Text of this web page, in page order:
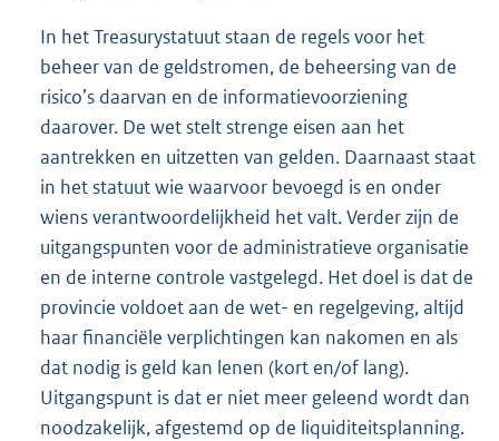
In het Treasurystatuut staan de regels voor het
beheer van de geldstromen, de beheersing van de
risico’s daarvan en de informatievoorziening
daarover. De wet stelt strenge eisen aan het
aantrekken en uitzetten van gelden. Daarnaast staat
in het statuut wie waarvoor bevoegd is en onder
wiens verantwoordelijkheid het valt. Verder zijn de
uitgangspunten voor de administratieve organisatie
en de interne controle vastgelegd. Het doel is dat de
provincie voldoet aan de wet- en regelgeving, altijd
haar financiële verplichtingen kan nakomen en als
dat nodig is geld kan lenen (kort en/of lang).
Uitgangspunt is dat er niet meer geleend wordt dan
noodzakelijk, afgestemd op de liquiditeitsplanning.